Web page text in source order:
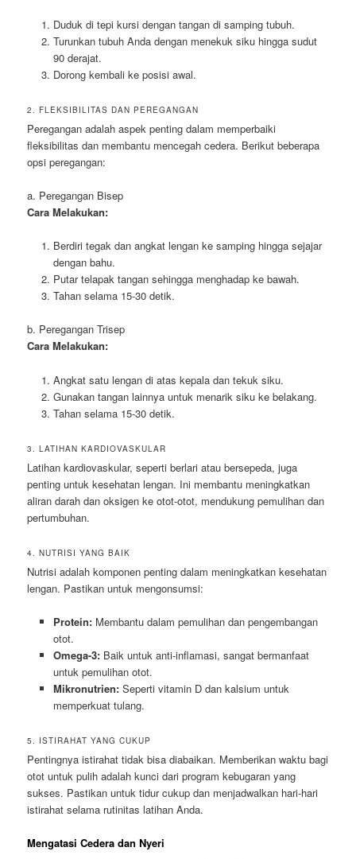
Duduk di tepi kursi dengan tangan di samping tubuh.
Turunkan tubuh Anda dengan menekuk siku hingga sudut
90 derajat.
Dorong kembali ke posisi awal.
2. FLEKSIBILITAS DAN PEREGANGAN
Peregangan adalah aspek penting dalam memperbaiki
fleksibilitas dan membantu mencegah cedera. Berikut beberapa
opsi peregangan:
a. Peregangan Bisep
Cara Melakukan:
Berdiri tegak dan angkat lengan ke samping hingga sejajar
dengan bahu.
Putar telapak tangan sehingga menghadap ke bawah.
Tahan selama 15-30 detik.
b. Peregangan Trisep
Cara Melakukan:
Angkat satu lengan di atas kepala dan tekuk siku.
Gunakan tangan lainnya untuk menarik siku ke belakang.
Tahan selama 15-30 detik.
3. LATIHAN KARDIOVASKULAR
Latihan kardiovaskular, seperti berlari atau bersepeda, juga
penting untuk kesehatan lengan. Ini membantu meningkatkan
aliran darah dan oksigen ke otot-otot, mendukung pemulihan dan
pertumbuhan.
4. NUTRISI YANG BAIK
Nutrisi adalah komponen penting dalam meningkatkan kesehatan
lengan. Pastikan untuk mengonsumsi:
Protein:Membantu dalam pemulihan dan pengembangan
otot.
Omega-3:Baik untuk anti-inflamasi, sangat bermanfaat
untuk pemulihan otot.
Mikronutrien:Seperti vitamin D dan kalsium untuk
memperkuat tulang.
5. ISTIRAHAT YANG CUKUP
Pentingnya istirahat tidak bisa diabaikan. Memberikan waktu bagi
otot untuk pulih adalah kunci dari program kebugaran yang
sukses. Pastikan untuk tidur cukup dan menjadwalkan hari-hari
istirahat selama rutinitas latihan Anda.
Mengatasi Cedera dan Nyeri